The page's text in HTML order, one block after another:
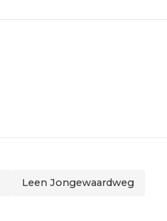
Leen Jongewaardweg